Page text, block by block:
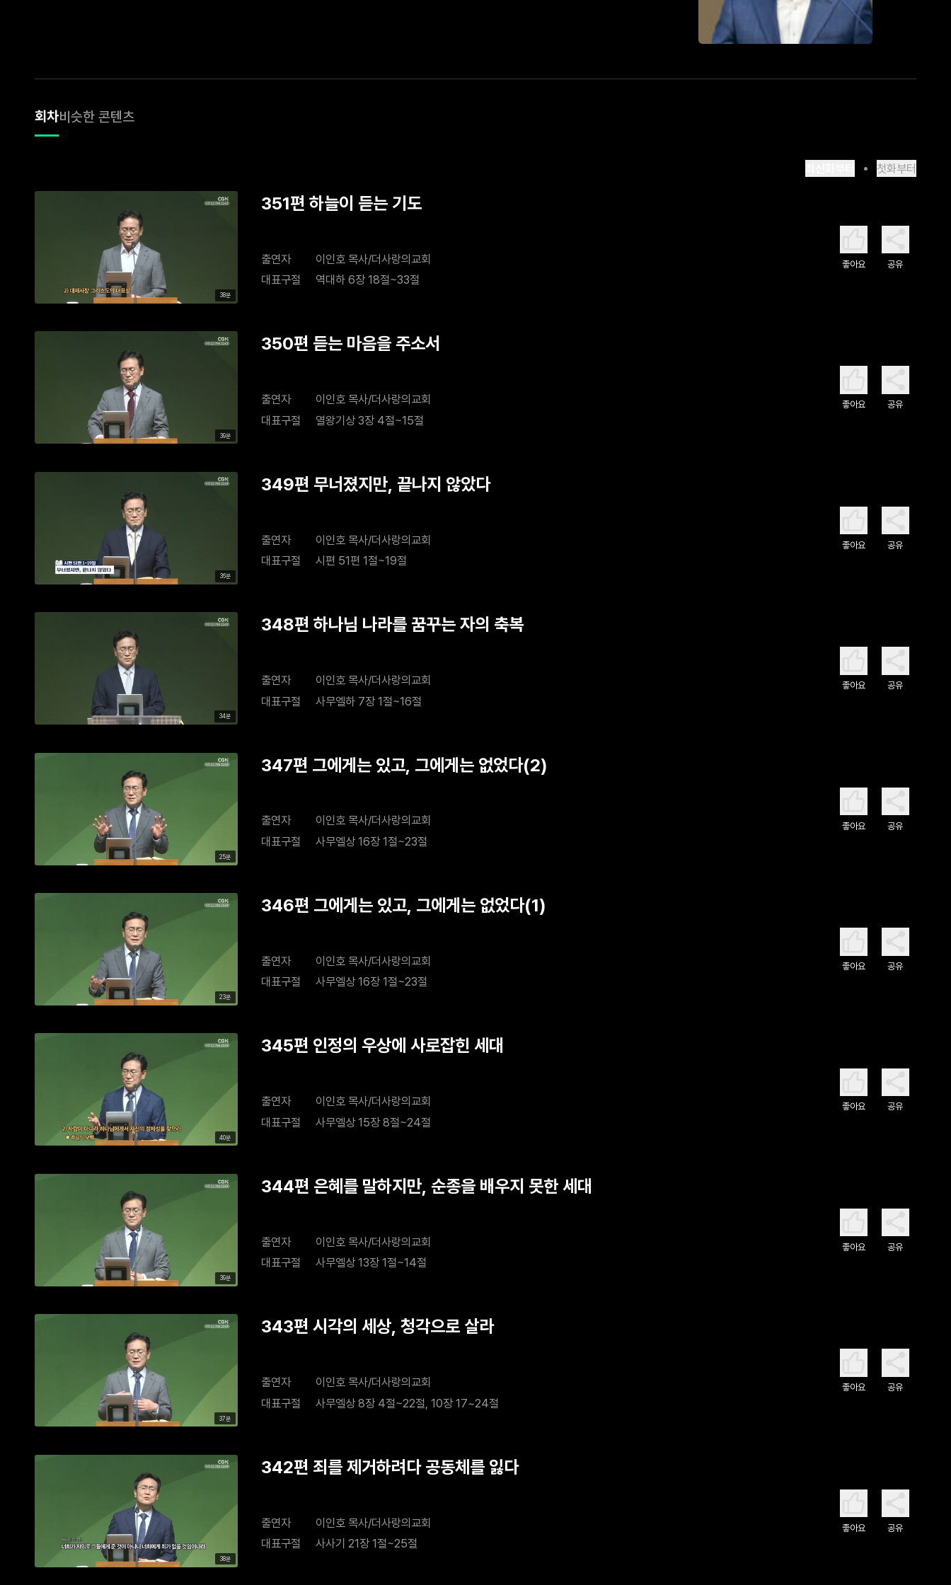
회차비슷한 콘텐츠
첫화부터
38분
351편 하늘이 듣는 기도
출연자
이인호 목사/더사랑의교회
대표구절
역대하 6장 18절~33절
좋아요 공유
39분
350편 듣는 마음을 주소서
출연자
이인호 목사/더사랑의교회
대표구절
열왕기상 3장 4절~15절
좋아요 공유
36분
349편 무너졌지만, 끝나지 않았다
출연자
이인호 목사/더사랑의교회
대표구절
시편 51편 1절~19절
좋아요 공유
34분
348편 하나님 나라를 꿈꾸는 자의 축복
출연자
이인호 목사/더사랑의교회
대표구절
사무엘하 7장 1절~16절
좋아요 공유
25분
347편 그에게는 있고, 그에게는 없었다(2)
출연자
이인호 목사/더사랑의교회
대표구절
사무엘상 16장 1절~23절
좋아요 공유
23분
346편 그에게는 있고, 그에게는 없었다(1)
출연자
이인호 목사/더사랑의교회
대표구절
사무엘상 16장 1절~23절
좋아요 공유
40분
345편 인정의 우상에 사로잡힌 세대
출연자
이인호 목사/더사랑의교회
대표구절
사무엘상 15장 8절~24절
좋아요 공유
39분
344편 은혜를 말하지만, 순종을 배우지 못한 세대
출연자
이인호 목사/더사랑의교회
대표구절
사무엘상 13장 1절~14절
좋아요 공유
37분
343편 시각의 세상, 청각으로 살라
출연자
이인호 목사/더사랑의교회
대표구절
사무엘상 8장 4절~22절, 10장 17~24절
좋아요 공유
38분
342편 죄를 제거하려다 공동체를 잃다
출연자
이인호 목사/더사랑의교회
대표구절
사사기 21장 1절~25절
좋아요 공유